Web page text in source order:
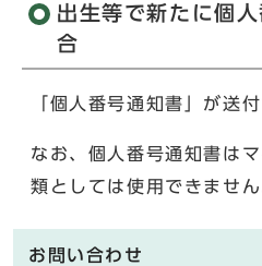
出生等で新たに個
合
「個人番号通知書」が送
なお、個人番号通知書は
類としては使用できません
お問い合わせ